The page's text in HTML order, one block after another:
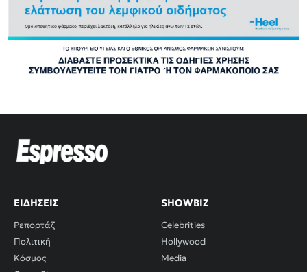
ΕΙΔΉΣΕΙΣ
Ρεπορτάζ
Πολιτική
Κόσμος
SHOWBIZ
Celebrities
Hollywood
Media